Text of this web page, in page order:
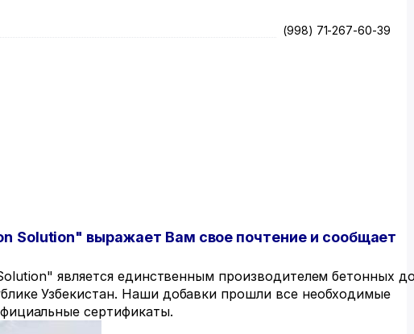
(998) 71-267-60-39
Solution" выражает Вам свое почтение и сообщает
является единственным производителем бетонных
Узбекистан. Наши добавки прошли все необходимые
сертификаты.